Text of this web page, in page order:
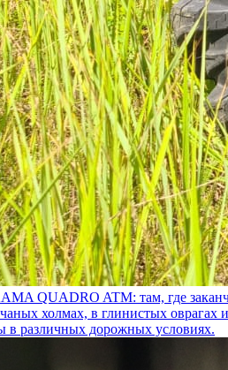
QUADRO ATM: там, где
холмах, в глинистых
в различных дорожных условиях.